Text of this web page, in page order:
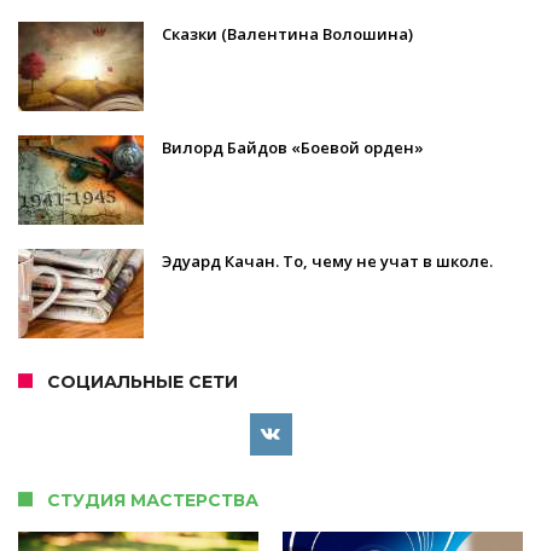
Сказки (Валентина Волошина)
Вилорд Байдов «Боевой орден»
Эдуард Качан. То, чему не учат в школе.
СОЦИАЛЬНЫЕ СЕТИ
СТУДИЯ МАСТЕРСТВА